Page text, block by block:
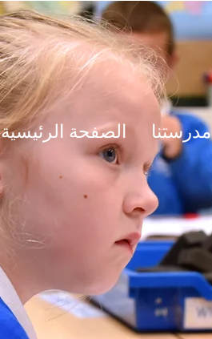
الصفحة الرئيسية مدرستنا